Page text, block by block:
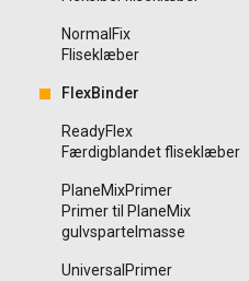
NormalFix
Fliseklæber
FlexBinder
ReadyFlex
Færdigblandet fliseklæber
PlaneMixPrimer
Primer til PlaneMix
gulvspartelmasse
UniversalPrimer